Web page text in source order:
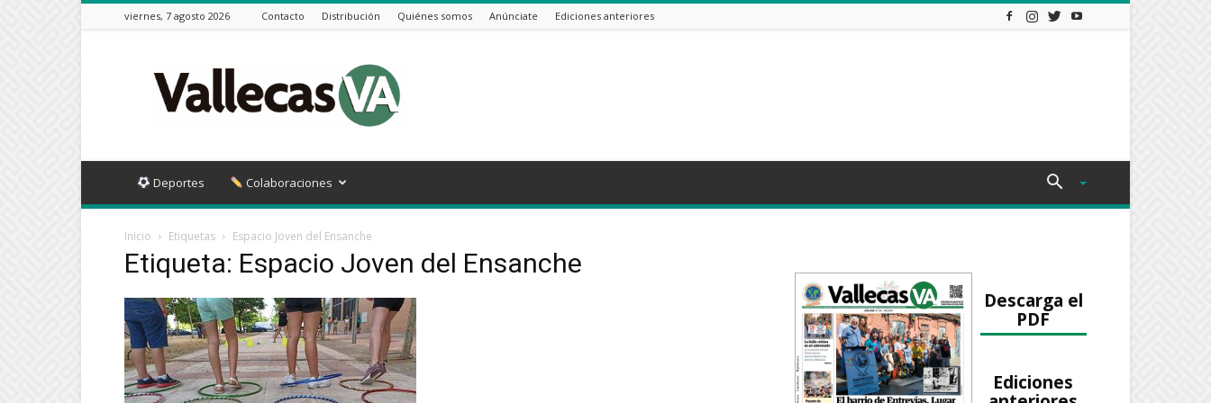
viernes, 7 agosto 2026 Contacto Distribución Quiénes somos Anúnciate Ediciones anteriores
VA
Deportes Colaboraciones
Inicio Etiquetas Espacio Joven del Ensanche
Etiqueta: Espacio Joven del Ensanche
Descarga el
PDF
Ediciones